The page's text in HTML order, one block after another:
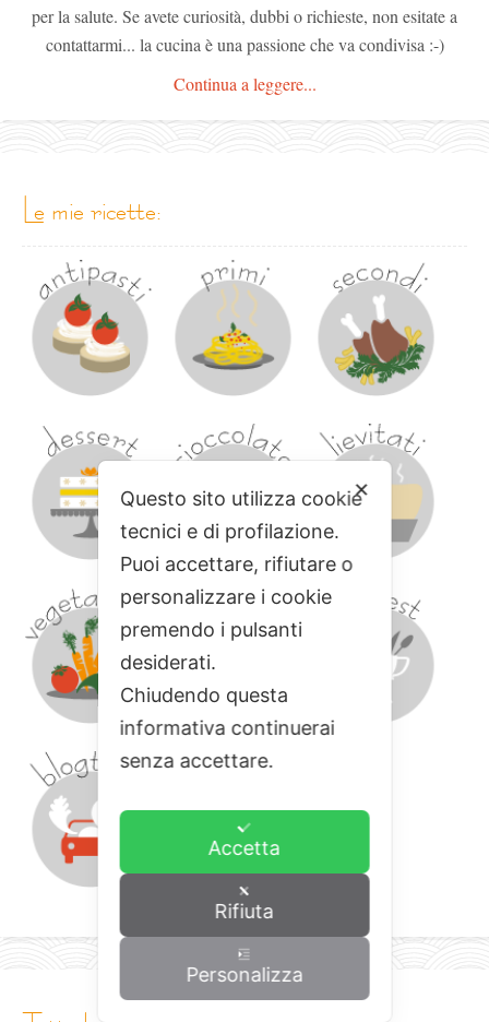
per la salute. Se avete curiosità, dubbi o richieste, non esitate a
contattarmi... la cucina è una passione che va condivisa :-)
Continua a leggere...
le mie ricette:
✕
Questo sito utilizza cookie
tecnici e di profilazione.
Puoi accettare, rifiutare o
personalizzare i cookie
premendo i pulsanti
desiderati.
Chiudendo questa
informativa continuerai
senza accettare.
Accetta
Rifiuta
Personalizza